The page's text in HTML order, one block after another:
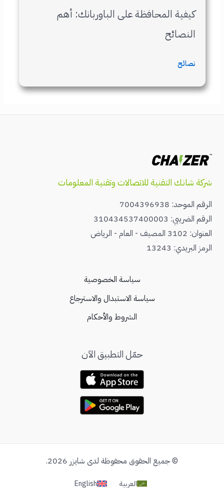
كيفية المحافظة على الباوربانك: أهم
النصائح
نصائح
شركة شانك التقنية للاتصالات وتقنية المعلومات
الرقم الموحد: 7004396938
الرقم الضريبي: 310434537400003
العنوان: 3102 المصيف - العام - الرياض
الرمز البريدي: 13243
سياسة الخصوصية
سياسة الاستبدال والاسترجاع
الشروط والأحكام
حمّل التطبيق الآن
© جميع الحقوق محفوظة لدى شايزر 2026.
العربية English